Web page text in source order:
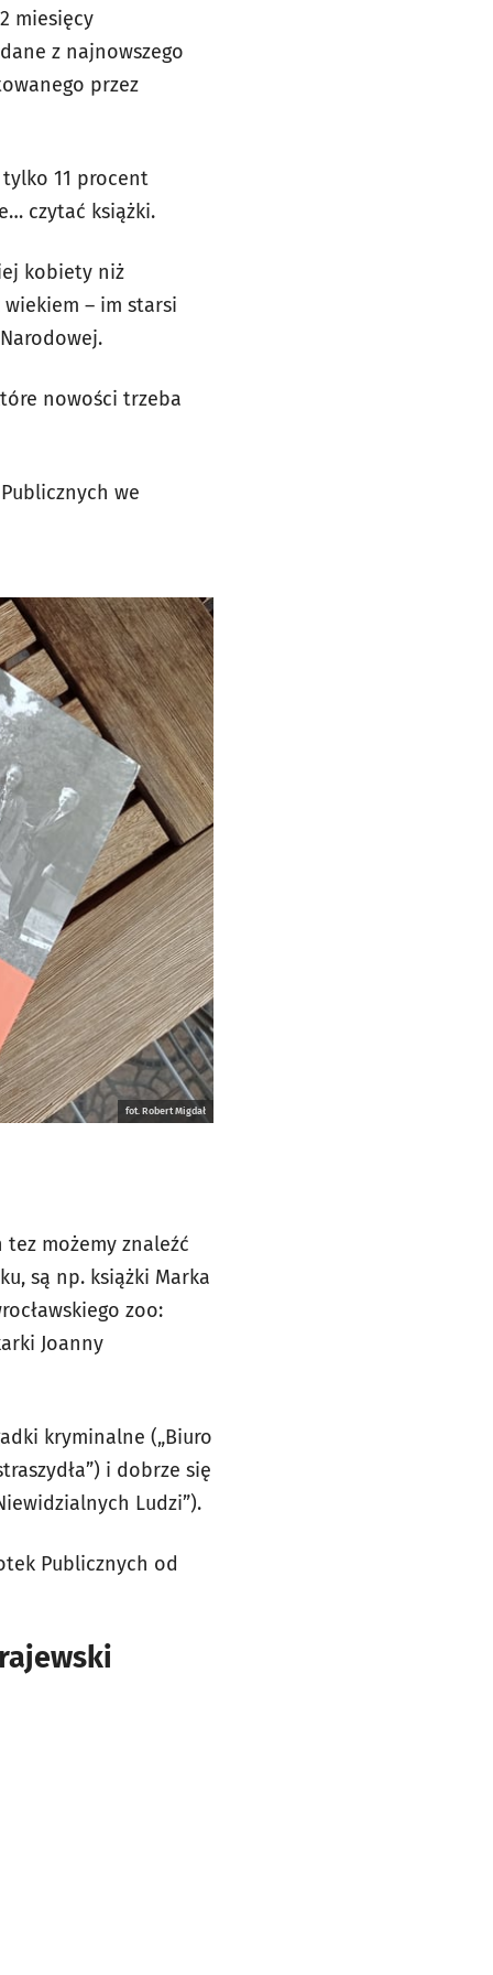
miesięcy
z najnowszego
przez
11 procent
czytać książki.
kobiety niż
– im starsi
nowości trzeba
we
fot. Robert Migdał
możemy znaleźć
są np. książki Marka
zoo:
Joanny
kryminalne („Biuro
i dobrze się
Ludzi”).
Publicznych od